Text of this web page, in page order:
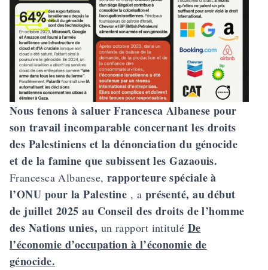
Nous tenons à saluer Francesca Albanese pour
son travail incomparable concernant les droits
des Palestiniens et la dénonciation du génocide
et de la famine que subissent les Gazaouis.
Francesca Albanese, rapporteure spéciale à
l’ONU pour la Palestine , a présenté, au début
de juillet 2025 au Conseil des droits de l’homme
des Nations unies, un rapport intitulé De
l’économie d’occupation à l’économie de
génocide.